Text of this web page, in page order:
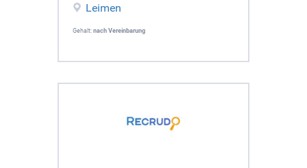
Leimen
Gehalt: nach Vereinbarung